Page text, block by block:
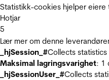
Statistikk-cookies hjelper eiere
Hotjar
5
Lær mer om denne
_hjSession_#Collects
Maksimal lagringsvarighet: 1
_hjSessionUser_#Collects